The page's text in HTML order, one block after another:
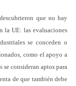
que no hay
la UE: las evaluaciones
se conceden o
como el apoyo a
se consideran aptos para
de que también debe